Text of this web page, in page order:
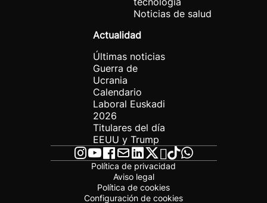
Noticias de salud
Actualidad
Últimas noticias
Guerra de
Ucrania
Calendario
Laboral Euskadi
2026
Titulares del día
EEUU y Trump
Política de privacidad
Aviso legal
Política de cookies
Configuración de cookies